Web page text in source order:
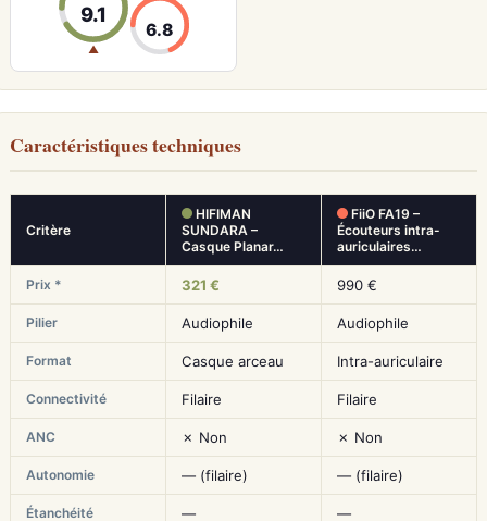
9.1
▲
6.8
Caractéristiques techniques
Critère
HIFIMAN
SUNDARA –
Casque Planar…
FiiO FA19 –
Écouteurs intra-
auriculaires…
Prix * 321 € 990 €
Pilier Audiophile Audiophile
Format Casque arceau Intra-auriculaire
Connectivité Filaire Filaire
ANC ✗ Non ✗ Non
Autonomie — (filaire) — (filaire)
Étanchéité — —